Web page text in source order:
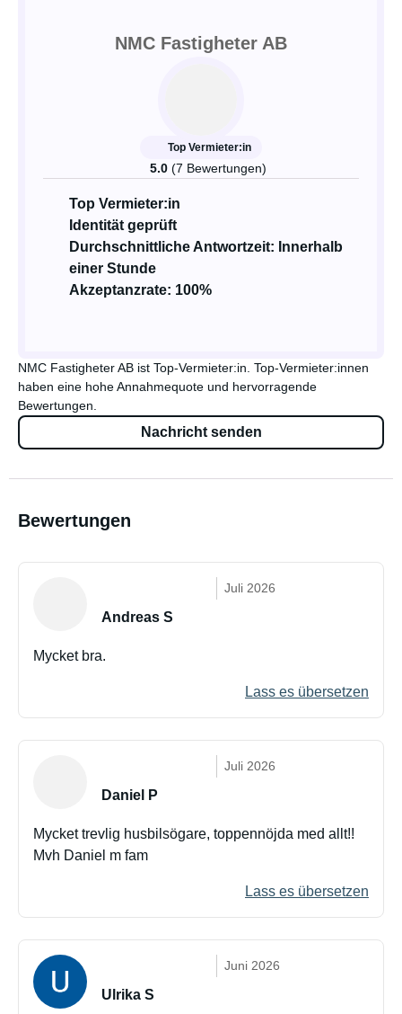
NMC Fastigheter AB
Top Vermieter:in
5.0 (7 Bewertungen)
Top Vermieter:in
Identität geprüft
Durchschnittliche Antwortzeit: Innerhalb
einer Stunde
Akzeptanzrate: 100%
NMC Fastigheter AB ist Top-Vermieter:in. Top-Vermieter:innen
haben eine hohe Annahmequote und hervorragende
Bewertungen.
Nachricht senden
Bewertungen
Juli 2026
Andreas S
Mycket bra.
Lass es übersetzen
Juli 2026
Daniel P
Mycket trevlig husbilsögare, toppennöjda med allt!!
Mvh Daniel m fam
Lass es übersetzen
Juni 2026
Ulrika S